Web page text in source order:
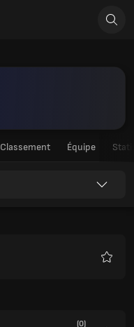
Classement Équipe
(0)